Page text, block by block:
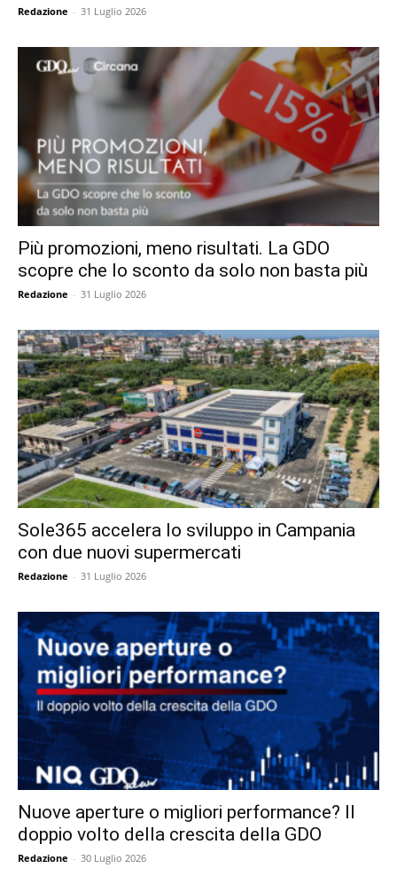
Redazione - 31 Luglio 2026
Più promozioni, meno risultati. La GDO
scopre che lo sconto da solo non basta più
Redazione - 31 Luglio 2026
Sole365 accelera lo sviluppo in Campania
con due nuovi supermercati
Redazione - 31 Luglio 2026
Nuove aperture o migliori performance? Il
doppio volto della crescita della GDO
Redazione - 30 Luglio 2026